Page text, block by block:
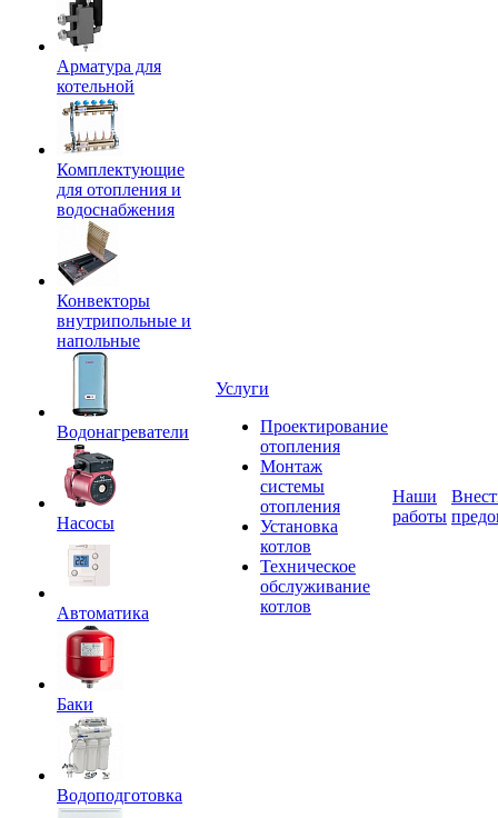
Арматура для
котельной
Комплектующие
для отопления и
водоснабжения
Конвекторы
внутрипольные и
напольные
Водонагреватели
Насосы
Автоматика
Баки
Водоподготовка
Услуги
Проектирование
отопления
Монтаж
системы
отопления
Установка
котлов
Техническое
обслуживание
котлов
Наши
работы